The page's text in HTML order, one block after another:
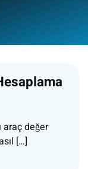
araç değer
[…]